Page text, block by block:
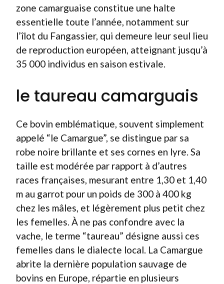
zone camarguaise constitue une halte
essentielle toute l’année, notamment sur
l’îlot du Fangassier, qui demeure leur seul lieu
de reproduction européen, atteignant jusqu’à
35 000 individus en saison estivale.
le taureau camarguais
Ce bovin emblématique, souvent simplement
appelé “le Camargue”, se distingue par sa
robe noire brillante et ses cornes en lyre. Sa
taille est modérée par rapport à d’autres
races françaises, mesurant entre 1,30 et 1,40
m au garrot pour un poids de 300 à 400 kg
chez les mâles, et légèrement plus petit chez
les femelles. À ne pas confondre avec la
vache, le terme “taureau” désigne aussi ces
femelles dans le dialecte local. La Camargue
abrite la dernière population sauvage de
bovins en Europe, répartie en plusieurs